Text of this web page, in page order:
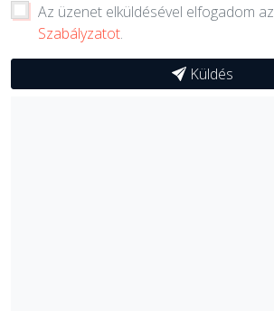
Az üzenet elküldésével elfogadom az
Szabályzatot.
Küldés